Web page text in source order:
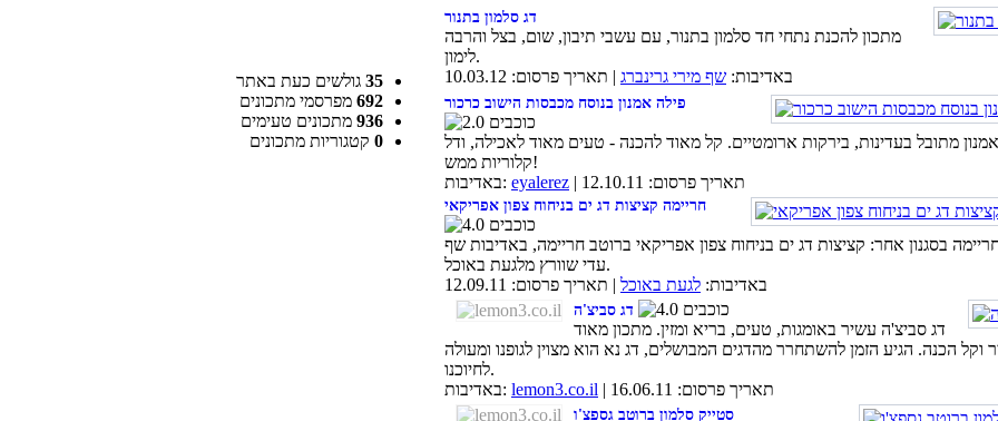
35 גולשים כעת באתר
692 מפרסמי מתכונים
936 מתכונים טעימים
0 קטגוריות מתכונים
דג סלמון בתנור
מתכון להכנת נתחי חד סלמון בתנור, עם עשבי תיבון, שום, בצל והרבה
לימון.
באדיבות: שף מירי גרינברג | תאריך פרסום: 10.03.12
פילה אמנון בנוסח מכבסות הישוב כרכור
מתובל בעדינות, בירקות ארומטיים. קל מאוד להכנה - טעים מאוד לאכילה, ודל
קלוריות ממש!
באדיבות: eyalerez | תאריך פרסום: 12.10.11
חריימה קציצות דג ים בניחוח צפון אפריקאי
בסגנון אחר: קציצות דג ים בניחוח צפון אפריקאי ברוטב חריימה, באדיבות שף
עדי שוורץ מלגעת באוכל.
באדיבות: לגעת באוכל | תאריך פרסום: 12.09.11
דג סביצ'ה
דג סביצ'ה עשיר באומגות, טעים, בריא ומזין. מתכון מאוד
וקל הכנה. הגיע הזמן להשתחרר מהדגים המבושלים, דג נא הוא מצוין לגופנו ומעולה
לחיוכנו.
באדיבות: lemon3.co.il | תאריך פרסום: 16.06.11
סטייק סלמון ברוטב גספצ'ו